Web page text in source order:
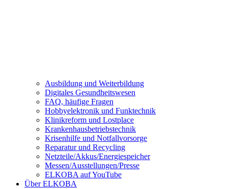
Ausbildung und Weiterbildung
Digitales Gesundheitswesen
FAQ, häufige Fragen
Hobbyelektronik und Funktechnik
Klinikreform und Lostplace
Krankenhausbetriebstechnik
Krisenhilfe und Notfallvorsorge
Reparatur und Recycling
Netzteile/Akkus/Energiespeicher
Messen/Ausstellungen/Presse
ELKOBA auf YouTube
Über ELKOBA